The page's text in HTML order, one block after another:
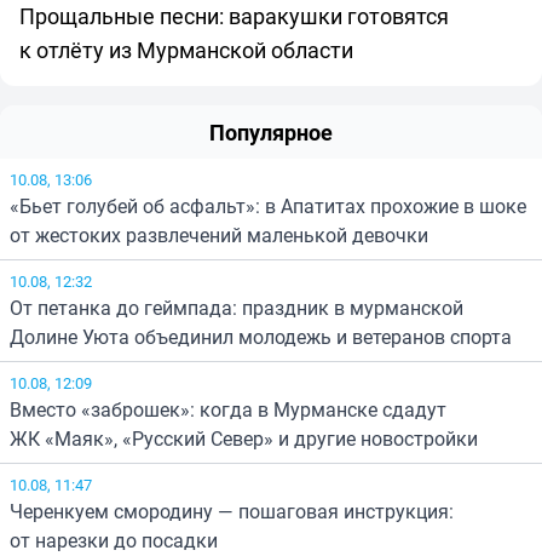
Прощальные песни: варакушки готовятся
к отлёту из Мурманской области
Популярное
10.08, 13:06
«Бьет голубей об асфальт»: в Апатитах прохожие в шоке
от жестоких развлечений маленькой девочки
10.08, 12:32
От петанка до геймпада: праздник в мурманской
Долине Уюта объединил молодежь и ветеранов спорта
10.08, 12:09
Вместо «заброшек»: когда в Мурманске сдадут
ЖК «Маяк», «Русский Север» и другие новостройки
10.08, 11:47
Черенкуем смородину — пошаговая инструкция:
от нарезки до посадки